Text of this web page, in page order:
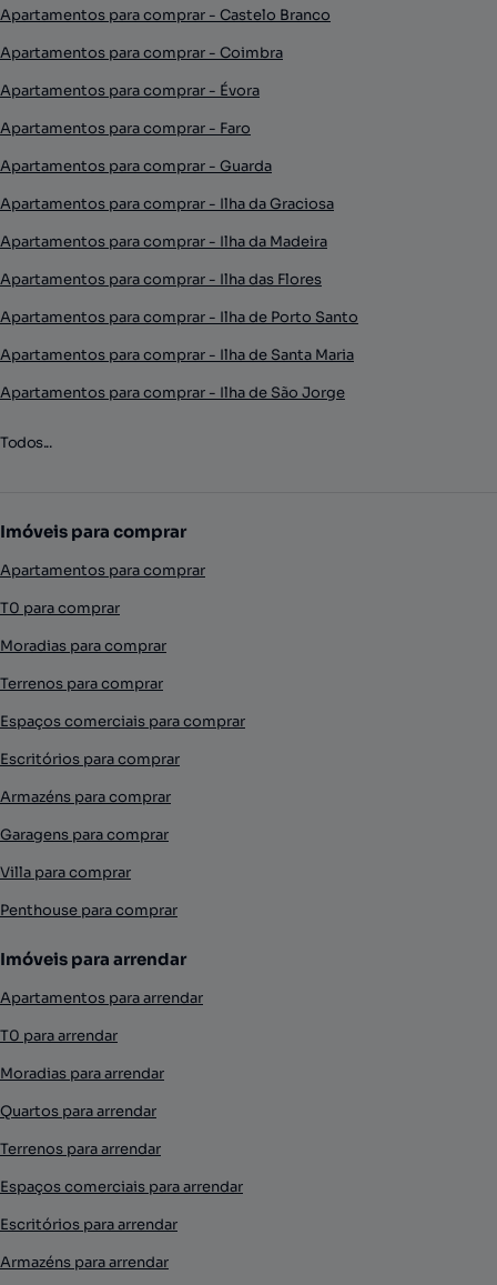
Apartamentos para comprar - Castelo Branco
Apartamentos para comprar - Coimbra
Apartamentos para comprar - Évora
Apartamentos para comprar - Faro
Apartamentos para comprar - Guarda
Apartamentos para comprar - Ilha da Graciosa
Apartamentos para comprar - Ilha da Madeira
Apartamentos para comprar - Ilha das Flores
Apartamentos para comprar - Ilha de Porto Santo
Apartamentos para comprar - Ilha de Santa Maria
Apartamentos para comprar - Ilha de São Jorge
Todos...
Imóveis para comprar
Apartamentos para comprar
T0 para comprar
Moradias para comprar
Terrenos para comprar
Espaços comerciais para comprar
Escritórios para comprar
Armazéns para comprar
Garagens para comprar
Villa para comprar
Penthouse para comprar
Imóveis para arrendar
Apartamentos para arrendar
T0 para arrendar
Moradias para arrendar
Quartos para arrendar
Terrenos para arrendar
Espaços comerciais para arrendar
Escritórios para arrendar
Armazéns para arrendar